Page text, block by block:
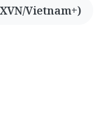
Vietnam+)